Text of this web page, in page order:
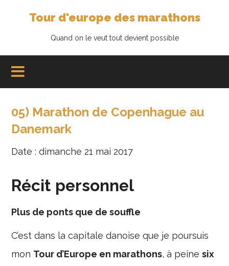
Tour d'europe des marathons
Quand on le veut tout devient possible
05) Marathon de Copenhague au
Danemark
Date : dimanche 21 mai 2017
Récit personnel
Plus de ponts que de souffle
C’est dans la capitale danoise que je poursuis
mon Tour d’Europe en marathons, à peinesix